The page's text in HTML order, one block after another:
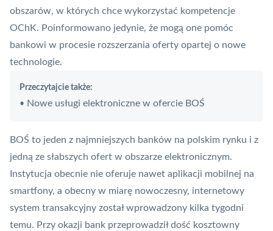
obszarów, w których chce wykorzystać kompetencje
OChK. Poinformowano jedynie, że mogą one pomóc
bankowi w procesie rozszerzania oferty opartej o nowe
technologie.
Przeczytajcie także:
• Nowe usługi elektroniczne w ofercie BOŚ
BOŚ to jeden z najmniejszych banków na polskim rynku i z
jedną ze słabszych ofert w obszarze elektronicznym.
Instytucja obecnie nie oferuje nawet aplikacji mobilnej na
smartfony, a obecny w miarę nowoczesny, internetowy
system transakcyjny został wprowadzony kilka tygodni
temu. Przy okazji bank przeprowadził dość kosztowny